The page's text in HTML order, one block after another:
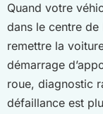
Quand votre
dans le centre
remettre la
démarrage
roue, diagnostic
défaillance est